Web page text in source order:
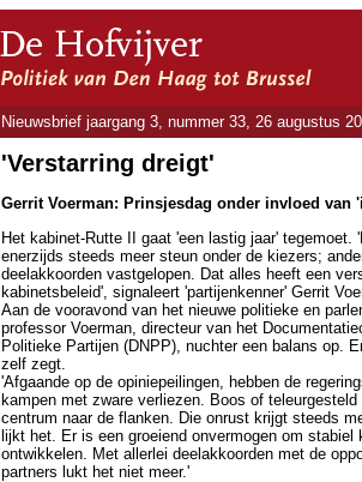
Nieuwsbrief jaargang 3, nummer 33, 26 augustus
'Verstarring dreigt'
Gerrit Voerman: Prinsjesdag onder invloed van
Het kabinet-Rutte II gaat 'een lastig jaar' tegemoet.
enerzijds steeds meer steun onder de kiezers;
deelakkoorden vastgelopen. Dat alles heeft een
kabinetsbeleid', signaleert 'partijenkenner' Gerrit
Aan de vooravond van het nieuwe politieke en
professor Voerman, directeur van het
Politieke Partijen (DNPP), nuchter een balans op.
zelf zegt.
'Afgaande op de opiniepeilingen, hebben de
kampen met zware verliezen. Boos of
centrum naar de flanken. Die onrust krijgt steeds
lijkt het. Er is een groeiend onvermogen om stabiel
ontwikkelen. Met allerlei deelakkoorden met de
partners lukt het niet meer.'